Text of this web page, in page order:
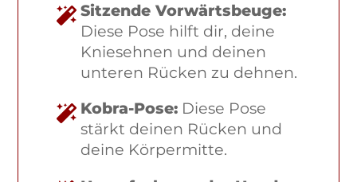
Sitzende Vorwärtsbeuge:
Diese Pose hilft dir, deine
Kniesehnen und deinen
unteren Rücken zu dehnen.
Kobra-Pose:Diese Pose
stärkt deinen Rücken und
deine Körpermitte.